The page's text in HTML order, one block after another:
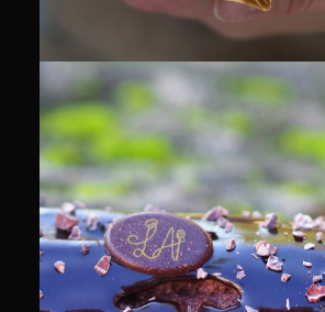
CULINAIRE